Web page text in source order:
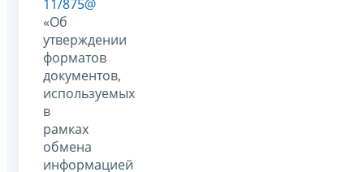
11/875@
«Об
утверждении
форматов
документов,
используемых
в
рамках
обмена
информацией